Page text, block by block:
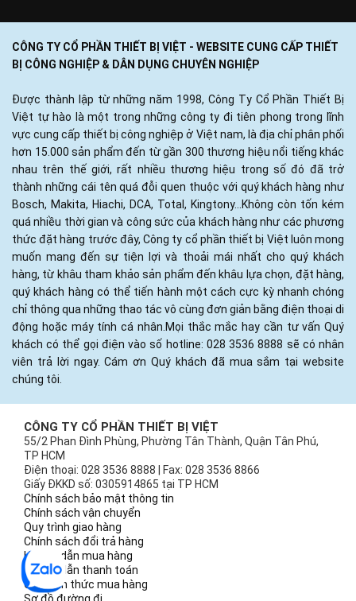
CÔNG TY CỔ PHẦN THIẾT BỊ VIỆT - WEBSITE CUNG CẤP THIẾT
BỊ CÔNG NGHIỆP & DÂN DỤNG CHUYÊN NGHIỆP
Được thành lập từ những năm 1998, Công Ty Cổ Phần Thiết Bị
Việt tự hào là một trong những công ty đi tiên phong trong lĩnh
vực cung cấp thiết bị công nghiệp ở Việt nam, là địa chỉ phân phối
hơn 15.000 sản phẩm đến từ gần 300 thương hiệu nổi tiếng khác
nhau trên thế giới, rất nhiều thương hiệu trong số đó đã trở
thành những cái tên quá đỗi quen thuộc với quý khách hàng như
Bosch, Makita, Hiachi, DCA, Total, Kingtony...Không còn tốn kém
quá nhiều thời gian và công sức của khách hàng như các phương
thức đặt hàng trước đây, Công ty cổ phần thiết bị Việt luôn mong
muốn mang đến sự tiện lợi và thoải mái nhất cho quý khách
hàng, từ khâu tham khảo sản phẩm đến khâu lựa chọn, đặt hàng,
quý khách hàng có thể tiến hành một cách cực kỳ nhanh chóng
chỉ thông qua những thao tác vô cùng đơn giản bằng điện thoại di
động hoặc máy tính cá nhân.Mọi thắc mắc hay cần tư vấn Quý
khách có thể gọi điện vào số hotline: 028 3536 8888 sẽ có nhân
viên trả lời ngay. Cám ơn Quý khách đã mua sắm tại website
chúng tôi.
CÔNG TY CỔ PHẦN THIẾT BỊ VIỆT
55/2 Phan Đình Phùng, Phường Tân Thành, Quận Tân Phú,
TP HCM
Điện thoại: 028 3536 8888 | Fax: 028 3536 8866
Giấy ĐKKD số: 0305914865 tại TP HCM
Chính sách bảo mật thông tin
Chính sách vận chuyển
Quy trình giao hàng
Chính sách đổi trả hàng
Hướng dẫn mua hàng
Hướng dẫn thanh toán
Các hình thức mua hàng